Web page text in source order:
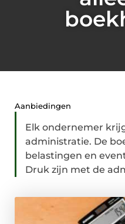
Aanbiedingen
Elk ondernemer
administratie. De
belastingen en
Druk zijn met de